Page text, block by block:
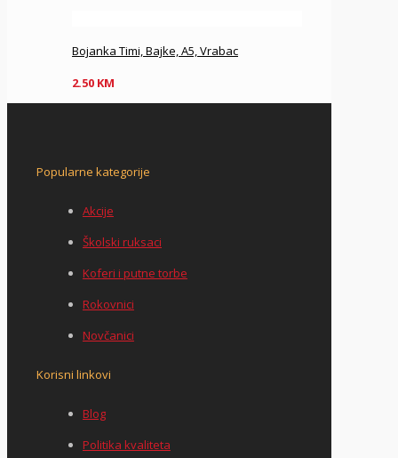
Bojanka Timi, Bajke, A5, Vrabac
2.50 KM
Popularne kategorije
Akcije
Školski ruksaci
Koferi i putne torbe
Rokovnici
Novčanici
Korisni linkovi
Blog
Politika kvaliteta